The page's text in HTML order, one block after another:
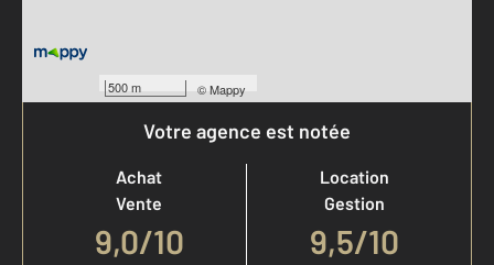
500 m ©Mappy
Votre agence est notée
Achat
Vente
9,0/10
Location
Gestion
9,5/10